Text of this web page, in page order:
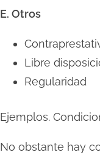
E. Otros
Libre
Ejemplos.
No obstante hay